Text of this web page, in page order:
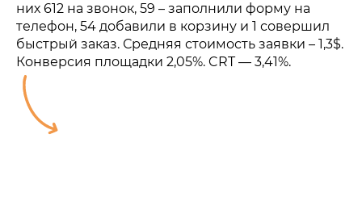
них 612 на звонок, 59 – заполнили форму на
телефон, 54 добавили в корзину и 1 совершил
быстрый заказ. Средняя стоимость заявки – 1,3$.
Конверсия площадки 2,05%. CRT — 3,41%.